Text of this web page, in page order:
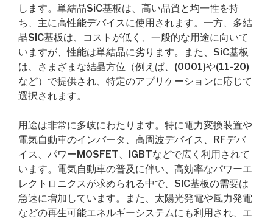
します。単結晶SiC基板は、高い品質と均一性を持
ち、主に高性能デバイスに使用されます。一方、多結
晶SiC基板は、コストが低く、一般的な用途に向いて
いますが、性能は単結晶に劣ります。また、SiC基板
は、さまざまな結晶方位（例えば、(0001)や(11-20)
など）で提供され、特定のアプリケーションに応じて
選択されます。
用途は非常に多岐にわたります。特に電力変換装置や
電気自動車のインバータ、高周波デバイス、RFデバ
イス、パワーMOSFET、IGBTなどで広く利用されて
います。電気自動車の普及に伴い、高効率なパワーエ
レクトロニクスが求められる中で、SiC基板の需要は
急速に増加しています。また、太陽光発電や風力発電
などの再生可能エネルギーシステムにも利用され、エ